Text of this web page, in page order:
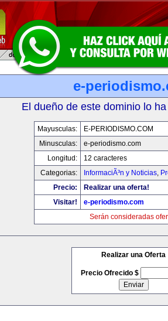
e-
El dueño de este dominio lo
Mayusculas:
E-PERIODISMO.COM
Minusculas:
e-periodismo.com
Longitud:
12 caracteres
Categorias:
InformaciÃ³n y Noticias,
Precio:
Realizar una oferta!
Visitar!
e-periodismo.com
Serán consideradas
Realizar una Oferta
Precio Ofrecido $